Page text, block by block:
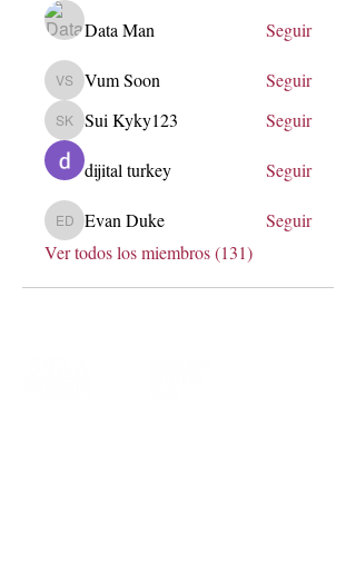
Data Man
Seguir
Vum Soon
Vum Soon Seguir
Sui Kyky123
Sui Kyky123 Seguir
dijital turkey Seguir
Evan Duke
Evan Duke
Seguir
Ver todos los miembros (131)